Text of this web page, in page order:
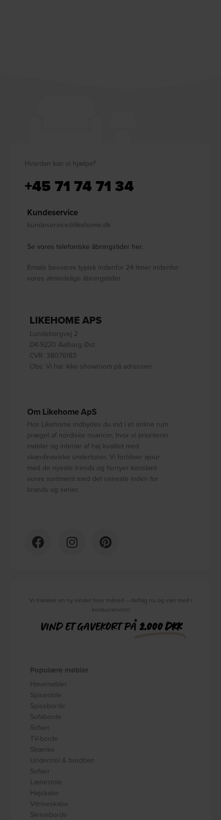
Hvordan kan vi hjælpe?
+45 71 74 71 34
Kundeservice
kundeservice@likehome.dk
Se vores telefoniske åbningstider her.
Emails besvares typisk indenfor 24 timer indenfor
vores almindelige åbningstider.
LIKEHOME APS
Lundeborgvej 2
DK-9220 Aalborg Øst
CVR: 38076183
Obs: Vi har ikke showroom på adressen
Om Likehome ApS
Hos Likehome indbydes du ind i et online rum
præget af nordiske nuancer, hvor vi prioriterer
møbler og interiør af høj kvalitet med
skandinaviske undertoner. Vi forbliver ajour
med de nyeste trends og fornyer konstant
vores sortiment med det seneste inden for
brands og serier.
Vi trækker en ny vinder hver måned – deltag nu og vær med i
konkurrencen!
VIND ET GAVEKORT PÅ2.000 DKK
Populære møbler
Havemøbler
Spisestole
Spiseborde
Sofaborde
Sofaer
TV-borde
Skænke
Understel & bordben
Sofaer
Lænestole
Højskabe
Vitrineskabe
Skriveborde